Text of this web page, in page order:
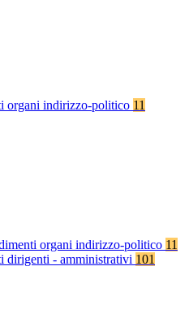
organi indirizzo-politico 11
organi indirizzo-politico 11
dirigenti - amministrativi 101